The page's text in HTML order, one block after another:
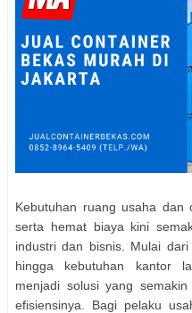
Kebutuhan ruang usaha dan
serta hemat biaya kini
industri dan bisnis. Mulai
hingga kebutuhan kantor
menjadi solusi yang
efisiensinya. Bagi pelaku